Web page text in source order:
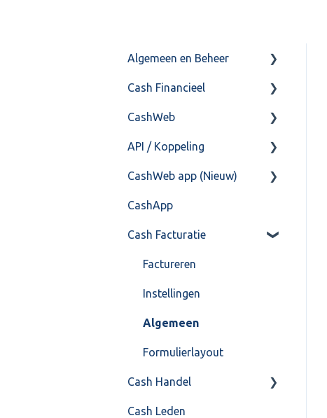
Algemeen en Beheer
Bank(koppeling)
Import/Export
Postbus
Training & Consultancy
Overig
Cash Financieel
Boekhoud
Fiscaal
Overig
CashWeb
CashHero Layout
Mailen vanuit CASHWeb
Algemeen gebruik
API / Koppeling
Algemeen
Api 3.0 (SOAP API)
API 4.0 (REST API)
CashWeb app (Nieuw)
Veel gestelde vragen
CashApp
Cash Facturatie
Factureren
Instellingen
Algemeen
Formulierlayout
Cash Handel
Inkoop
Cash Leden